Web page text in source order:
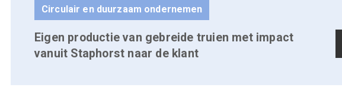
Circulair en duurzaam ondernemen
Eigen productie van gebreide truien met impact
vanuit Staphorst naar de klant